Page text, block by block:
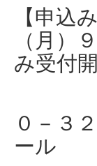
【申込
（月）
み受付
０－３
ール